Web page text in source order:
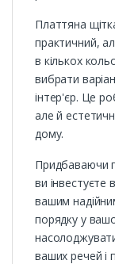
Платтяна
практичний,
в кількох
вибрати
інтер'єр. Це
але й
дому.
Придбаваючи
ви інвестуєте
вашим
порядку у
ваших речей і